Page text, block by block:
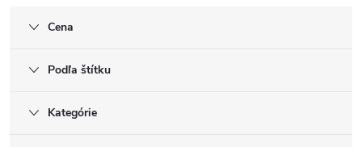
Cena
Podľa štítku
Kategórie